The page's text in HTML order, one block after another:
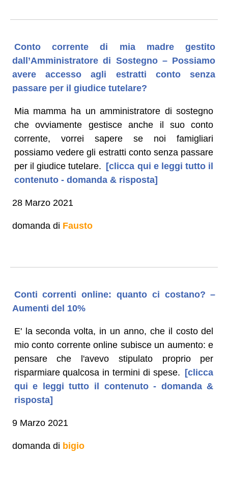
Conto corrente di mia madre gestito
dall’Amministratore di Sostegno – Possiamo
avere accesso agli estratti conto senza
passare per il giudice tutelare?
Mia mamma ha un amministratore di sostegno
che ovviamente gestisce anche il suo conto
corrente, vorrei sapere se noi famigliari
possiamo vedere gli estratti conto senza passare
per il giudice tutelare. [clicca qui e leggi tutto il
contenuto - domanda & risposta]
28 Marzo 2021
domanda di Fausto
Conti correnti online: quanto ci costano? –
Aumenti del 10%
E' la seconda volta, in un anno, che il costo del
mio conto corrente online subisce un aumento: e
pensare che l'avevo stipulato proprio per
risparmiare qualcosa in termini di spese. [clicca
qui e leggi tutto il contenuto - domanda &
risposta]
9 Marzo 2021
domanda di bigio